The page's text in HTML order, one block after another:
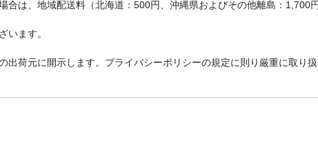
は、地域配送料（北海道：500円、沖縄県およびその他離島：1,700
います。
荷元に開示します。プライバシーポリシーの規定に則り厳重に取り扱